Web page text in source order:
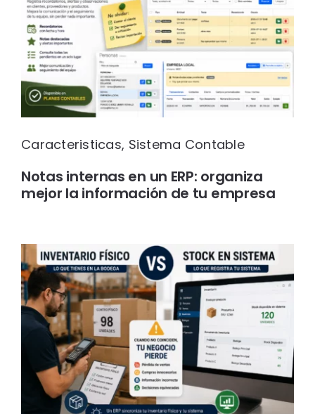
Caracteristicas, Sistema Contable
Notas internas en un ERP: organiza
mejor la información de tu empresa